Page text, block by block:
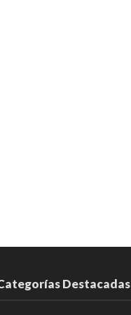
Destacadas